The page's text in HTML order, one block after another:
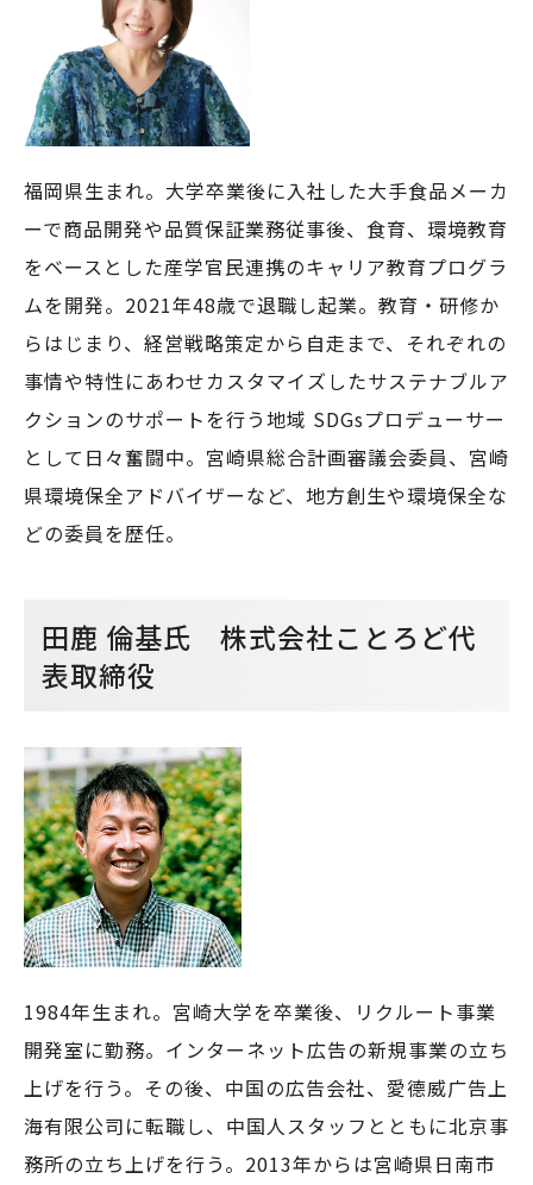
福岡県生まれ。大学卒業後に入社した大手食品メーカ
ーで商品開発や品質保証業務従事後、食育、環境教育
をベースとした産学官民連携のキャリア教育プログラ
ムを開発。2021年48歳で退職し起業。教育・研修か
らはじまり、経営戦略策定から自走まで、それぞれの
事情や特性にあわせカスタマイズしたサステナブルア
クションのサポートを行う地域 SDGsプロデューサー
として日々奮闘中。宮崎県総合計画審議会委員、宮崎
県環境保全アドバイザーなど、地方創生や環境保全な
どの委員を歴任。
田鹿 倫基氏 株式会社ことろど代
表取締役
1984年生まれ。宮崎大学を卒業後、リクルート事業
開発室に勤務。インターネット広告の新規事業の立ち
上げを行う。その後、中国の広告会社、愛德威广告上
海有限公司に転職し、中国人スタッフとともに北京事
務所の立ち上げを行う。2013年からは宮崎県日南市